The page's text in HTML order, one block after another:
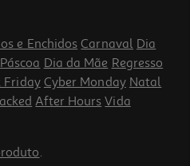
e Enchidos Carnaval Dia
Páscoa Dia da Mãe Regresso
Friday Cyber Monday Natal
After Hours Vida
.